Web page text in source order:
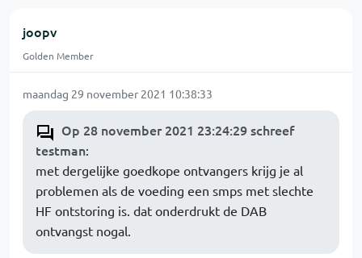
joopv
Golden Member
maandag 29 november 2021 10:38:33
Op 28 november 2021 23:24:29 schreef
testman:
met dergelijke goedkope ontvangers krijg je al
problemen als de voeding een smps met slechte
HF ontstoring is. dat onderdrukt de DAB
ontvangst nogal.